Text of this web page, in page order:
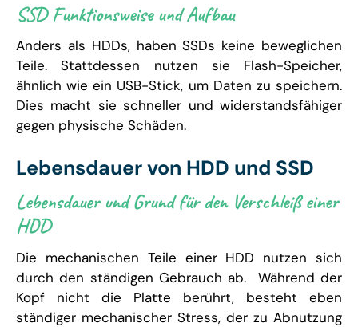
SSD Funktionsweise und Aufbau
Anders als HDDs, haben SSDs keine beweglichen
Teile. Stattdessen nutzen sie Flash-Speicher,
ähnlich wie ein USB-Stick, um Daten zu speichern.
Dies macht sie schneller und widerstandsfähiger
gegen physische Schäden.
Lebensdauer von HDD und SSD
Lebensdauer und Grund für den Verschleiß einer
HDD
Die mechanischen Teile einer HDD nutzen sich
durch den ständigen Gebrauch ab. Während der
Kopf nicht die Platte berührt, besteht eben
ständiger mechanischer Stress, der zu Abnutzung